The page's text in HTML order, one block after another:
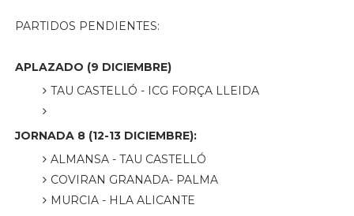
PARTIDOS PENDIENTES:
APLAZADO (9 DICIEMBRE)
TAU CASTELLÓ - ICG FORÇA LLEIDA
JORNADA 8 (12-13 DICIEMBRE):
ALMANSA - TAU CASTELLÓ
COVIRAN GRANADA- PALMA
MURCIA - HLA ALICANTE